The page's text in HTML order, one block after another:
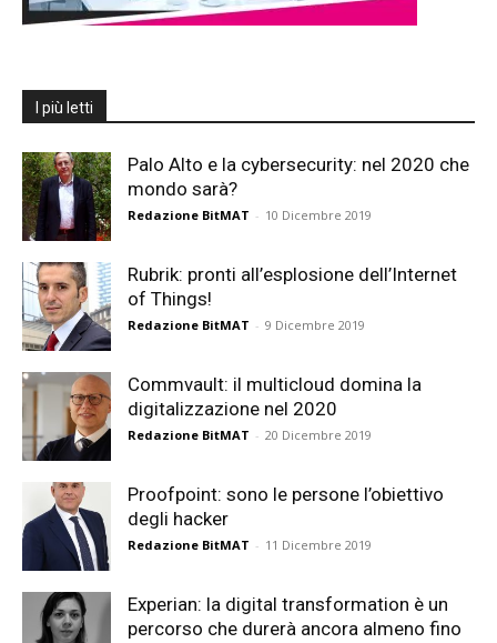
I più letti
Palo Alto e la cybersecurity: nel 2020 che
mondo sarà?
Redazione BitMAT - 10 Dicembre 2019
Rubrik: pronti all’esplosione dell’Internet
of Things!
Redazione BitMAT - 9 Dicembre 2019
Commvault: il multicloud domina la
digitalizzazione nel 2020
Redazione BitMAT - 20 Dicembre 2019
Proofpoint: sono le persone l’obiettivo
degli hacker
Redazione BitMAT - 11 Dicembre 2019
Experian: la digital transformation è un
percorso che durerà ancora almeno fino